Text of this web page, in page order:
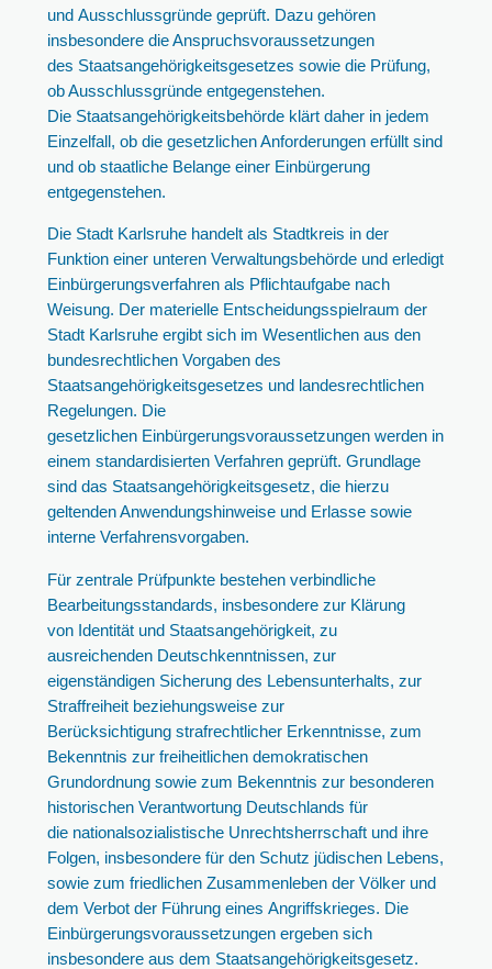
und Ausschlussgründe geprüft. Dazu gehören
insbesondere die Anspruchsvoraussetzungen
des Staatsangehörigkeitsgesetzes sowie die Prüfung,
ob Ausschlussgründe entgegenstehen.
Die Staatsangehörigkeitsbehörde klärt daher in jedem
Einzelfall, ob die gesetzlichen Anforderungen erfüllt sind
und ob staatliche Belange einer Einbürgerung
entgegenstehen.
Die Stadt Karlsruhe handelt als Stadtkreis in der
Funktion einer unteren Verwaltungsbehörde und erledigt
Einbürgerungsverfahren als Pflichtaufgabe nach
Weisung. Der materielle Entscheidungsspielraum der
Stadt Karlsruhe ergibt sich im Wesentlichen aus den
bundesrechtlichen Vorgaben des
Staatsangehörigkeitsgesetzes und landesrechtlichen
Regelungen. Die
gesetzlichen Einbürgerungsvoraussetzungen werden in
einem standardisierten Verfahren geprüft. Grundlage
sind das Staatsangehörigkeitsgesetz, die hierzu
geltenden Anwendungshinweise und Erlasse sowie
interne Verfahrensvorgaben.
Für zentrale Prüfpunkte bestehen verbindliche
Bearbeitungsstandards, insbesondere zur Klärung
von Identität und Staatsangehörigkeit, zu
ausreichenden Deutschkenntnissen, zur
eigenständigen Sicherung des Lebensunterhalts, zur
Straffreiheit beziehungsweise zur
Berücksichtigung strafrechtlicher Erkenntnisse, zum
Bekenntnis zur freiheitlichen demokratischen
Grundordnung sowie zum Bekenntnis zur besonderen
historischen Verantwortung Deutschlands für
die nationalsozialistische Unrechtsherrschaft und ihre
Folgen, insbesondere für den Schutz jüdischen Lebens,
sowie zum friedlichen Zusammenleben der Völker und
dem Verbot der Führung eines Angriffskrieges. Die
Einbürgerungsvoraussetzungen ergeben sich
insbesondere aus dem Staatsangehörigkeitsgesetz.